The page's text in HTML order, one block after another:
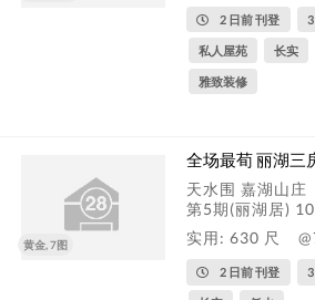
2 日前 刊登
私人屋苑 长实
雅致装修
黄金, 7图
全场最荀 丽湖三
天水围 嘉湖山庄
第5期(丽湖居)
实用: 630 尺
2 日前 刊登